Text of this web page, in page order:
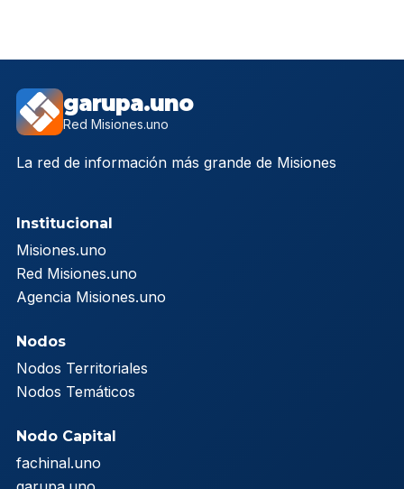
garupa.uno
Red Misiones.uno
La red de información más grande de Misiones
Institucional
Misiones.uno
Red Misiones.uno
Agencia Misiones.uno
Nodos
Nodos Territoriales
Nodos Temáticos
Nodo Capital
fachinal.uno